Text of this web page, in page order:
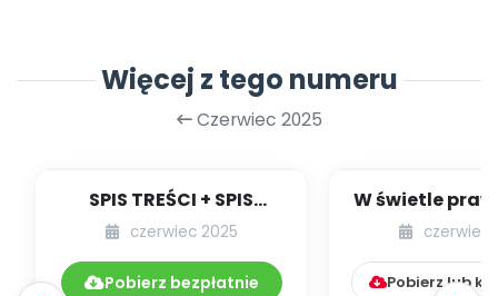
Więcej z tego numeru
Czerwiec 2025
SPIS TREŚCI + SPIS
POMOCY
06.285/2025
czerwiec 2025
Pobierz bezpłatnie
W świetle
[kącikczerwiec
Pobierz lub